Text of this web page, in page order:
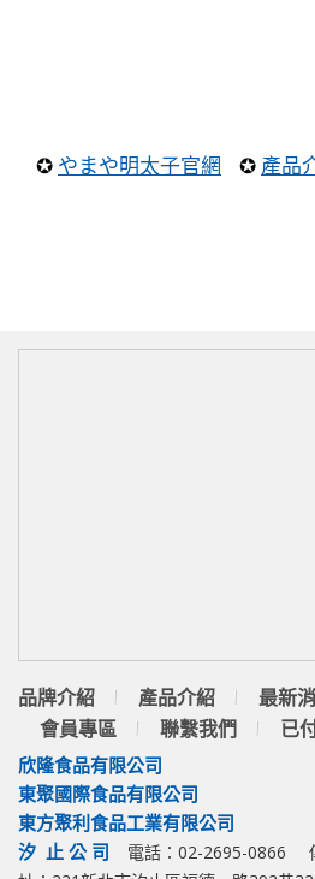
✪ やまや明太子官網 ✪ 產品
品牌介紹 產品介紹 最新
會員專區
聯繫我們 已
欣隆食品有限公司
東聚國際食品有限公司
東方聚利食品工業有限公司
汐 止 公 司
電話：02-2695-0866